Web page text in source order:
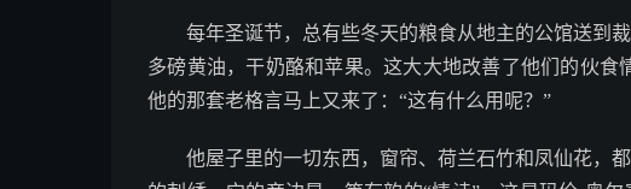
每年圣诞节，总有些冬天的粮食从地主的公馆送到裁
多磅黄油，干奶酪和苹果。这大大地改善了他们的伙食
他的那套老格言马上又来了：“这有什么用呢？”
他屋子里的一切东西，窗帘、荷兰石竹和凤仙花，都